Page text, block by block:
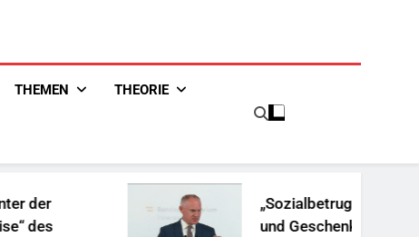
THEMEN THEORIE
„Sozialbetrug“: Rassismus
und Geschenke für die